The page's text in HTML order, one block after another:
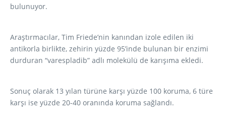
bulunuyor.
Araştırmacılar, Tim Friede’nin kanından izole edilen iki
antikorla birlikte, zehirin yüzde 95’inde bulunan bir enzimi
durduran “varespladib” adlı molekülü de karışıma ekledi.
Sonuç olarak 13 yılan türüne karşı yüzde 100 koruma, 6 türe
karşı ise yüzde 20-40 oranında koruma sağlandı.